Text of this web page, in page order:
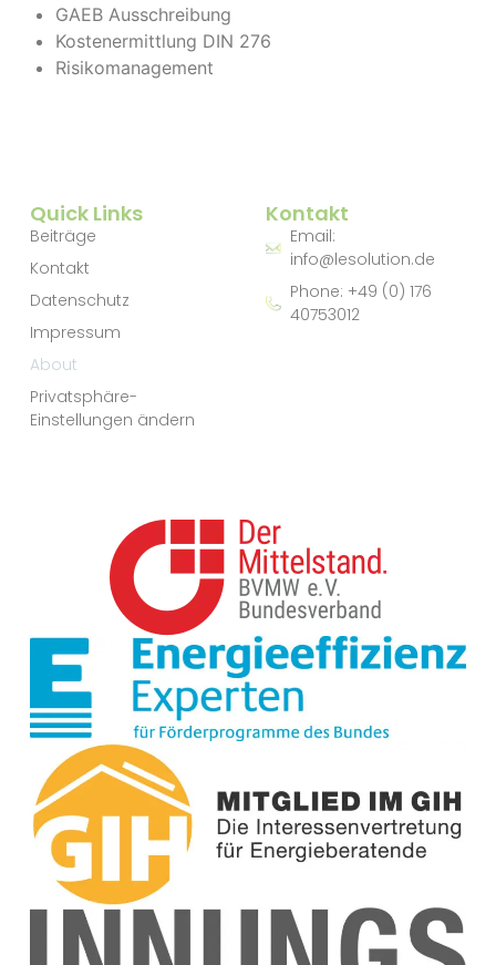
GAEB Ausschreibung
Kostenermittlung DIN 276
Risikomanagement
Quick Links
Beiträge
Kontakt
Datenschutz
Impressum
About
Privatsphäre-
Einstellungen ändern
Kontakt
Email:
info@lesolution.de
Phone: +49 (0) 176
40753012